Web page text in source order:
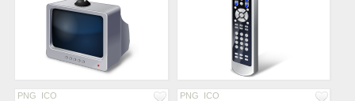
PNG ICO PNG ICO